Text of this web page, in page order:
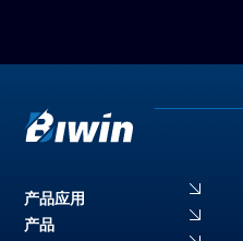
产品应用
产品